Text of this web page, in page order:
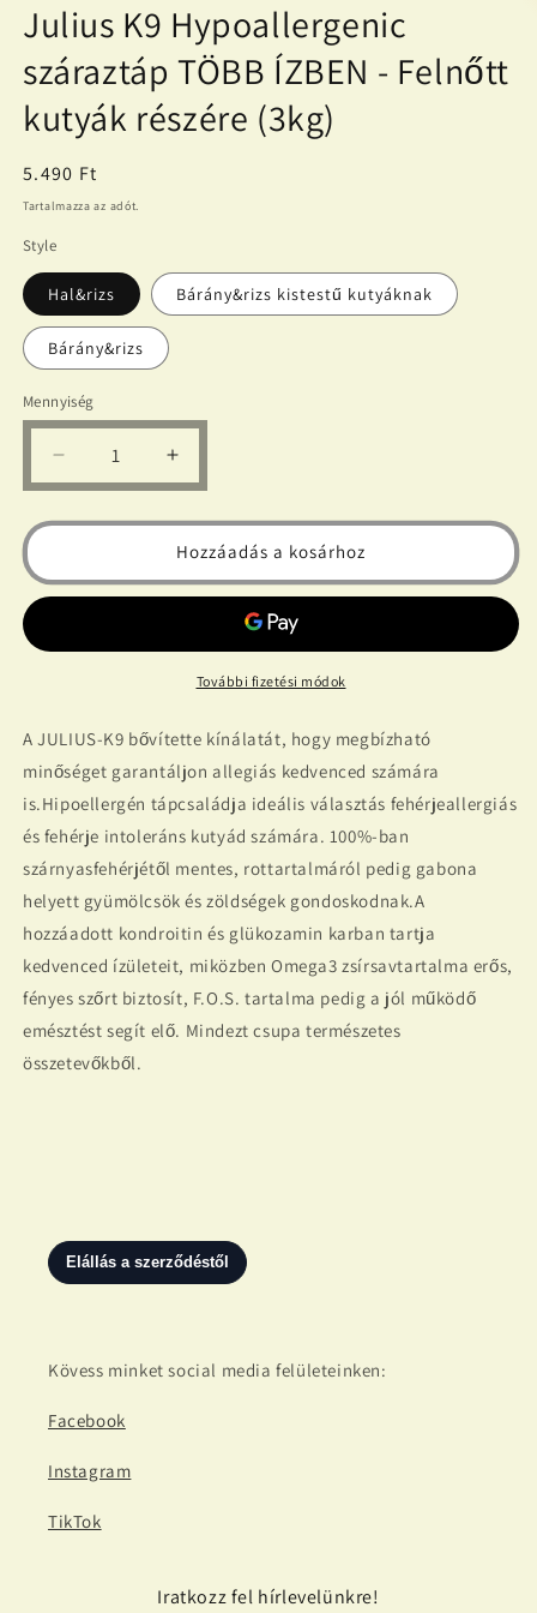
Julius K9 Hypoallergenic
száraztáp TÖBB ÍZBEN - Felnőtt
kutyák részére (3kg)
Normál
ár
5.490 Ft
Tartalmazza az adót.
Style
Hal&rizs Bárány&rizs kistestű kutyáknak
Bárány&rizs
Mennyiség
K9
Hypoallergenic
ÍZBEN
mennyiségének
csökkentése
Julius
K9
Hypoallergenic
száraztáp
TÖBB
ÍZBEN
részére
mennyiségének
növelése
Hozzáadás a kosárhoz
További fizetési módok
A JULIUS-K9 bővítette kínálatát, hogy megbízható
minőséget garantáljon allegiás kedvenced számára
is.Hipoellergén tápcsaládja ideális választás fehérjeallergiás
és fehérje intoleráns kutyád számára. 100%-ban
szárnyasfehérjétől mentes, rottartalmáról pedig gabona
helyett gyümölcsök és zöldségek gondoskodnak.A
hozzáadott kondroitin és glükozamin karban tartja
kedvenced ízületeit, miközben Omega3 zsírsavtartalma erős,
fényes szőrt biztosít, F.O.S. tartalma pedig a jól működő
emésztést segít elő. Mindezt csupa természetes
összetevőkből.
Kövess minket social media felületeinken:
Facebook
Instagram
TikTok
Iratkozz fel hírlevelünkre!